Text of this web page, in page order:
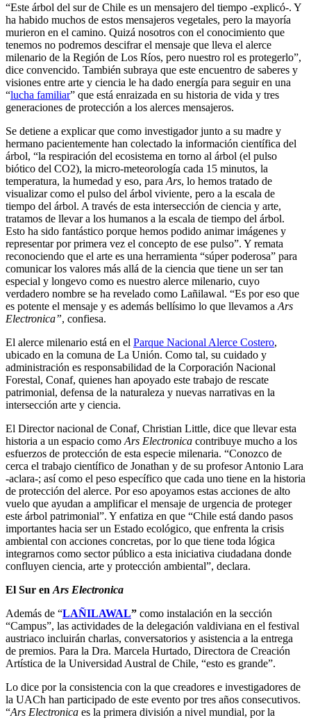
“Este árbol del sur de Chile es un mensajero del tiempo -explicó-. Y
ha habido muchos de estos mensajeros vegetales, pero la mayoría
murieron en el camino. Quizá nosotros con el conocimiento que
tenemos no podremos descifrar el mensaje que lleva el alerce
milenario de la Región de Los Ríos, pero nuestro rol es protegerlo”,
dice convencido. También subraya que este encuentro de saberes y
visiones entre arte y ciencia le ha dado energía para seguir en una
“lucha familiar” que está enraizada en su historia de vida y tres
generaciones de protección a los alerces mensajeros.
Se detiene a explicar que como investigador junto a su madre y
hermano pacientemente han colectado la información científica del
árbol, “la respiración del ecosistema en torno al árbol (el pulso
biótico del CO2), la micro-meteorología cada 15 minutos, la
temperatura, la humedad y eso, para Ars, lo hemos tratado de
visualizar como el pulso del árbol viviente, pero a la escala de
tiempo del árbol. A través de esta intersección de ciencia y arte,
tratamos de llevar a los humanos a la escala de tiempo del árbol.
Esto ha sido fantástico porque hemos podido animar imágenes y
representar por primera vez el concepto de ese pulso”. Y remata
reconociendo que el arte es una herramienta “súper poderosa” para
comunicar los valores más allá de la ciencia que tiene un ser tan
especial y longevo como es nuestro alerce milenario, cuyo
verdadero nombre se ha revelado como Lañilawal. “Es por eso que
es potente el mensaje y es además bellísimo lo que llevamos a Ars
Electronica”, confiesa.
El alerce milenario está en el Parque Nacional Alerce Costero,
ubicado en la comuna de La Unión. Como tal, su cuidado y
administración es responsabilidad de la Corporación Nacional
Forestal, Conaf, quienes han apoyado este trabajo de rescate
patrimonial, defensa de la naturaleza y nuevas narrativas en la
intersección arte y ciencia.
El Director nacional de Conaf, Christian Little, dice que llevar esta
historia a un espacio como Ars Electronica contribuye mucho a los
esfuerzos de protección de esta especie milenaria. “Conozco de
cerca el trabajo científico de Jonathan y de su profesor Antonio Lara
-aclara-; así como el peso específico que cada uno tiene en la historia
de protección del alerce. Por eso apoyamos estas acciones de alto
vuelo que ayudan a amplificar el mensaje de urgencia de proteger
este árbol patrimonial”. Y enfatiza en que “Chile está dando pasos
importantes hacia ser un Estado ecológico, que enfrenta la crisis
ambiental con acciones concretas, por lo que tiene toda lógica
integrarnos como sector público a esta iniciativa ciudadana donde
confluyen ciencia, arte y protección ambiental”, declara.
El Sur en Ars Electronica
Además de “LAÑILAWAL” como instalación en la sección
“Campus”, las actividades de la delegación valdiviana en el festival
austriaco incluirán charlas, conversatorios y asistencia a la entrega
de premios. Para la Dra. Marcela Hurtado, Directora de Creación
Artística de la Universidad Austral de Chile, “esto es grande”.
Lo dice por la consistencia con la que creadores e investigadores de
la UACh han participado de este evento por tres años consecutivos.
“Ars Electronica es la primera división a nivel mundial, por la